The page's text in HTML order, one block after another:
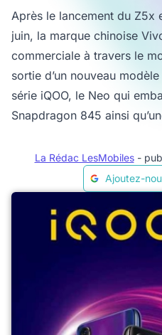
Après le lancement du Z5x
juin, la marque chinoise
commerciale à travers le
sortie d’un nouveau
série iQOO, le Neo qui
Snapdragon 845 ainsi
La Rédac LesMobiles -
Ajoutez-